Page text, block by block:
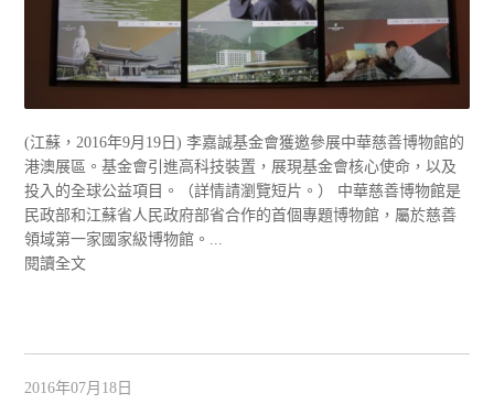
(江蘇，2016年9月19日) 李嘉誠基金會獲邀參展中華慈善博物館的
港澳展區。基金會引進高科技裝置，展現基金會核心使命，以及
投入的全球公益項目。（詳情請瀏覽短片。） 中華慈善博物館是
民政部和江蘇省人民政府部省合作的首個專題博物館，屬於慈善
領域第一家國家級博物館。...
閱讀全文
2016年07月18日